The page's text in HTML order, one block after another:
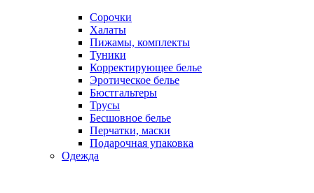
Сорочки
Халаты
Пижамы, комплекты
Туники
Корректирующее белье
Эротическое белье
Бюстгальтеры
Трусы
Бесшовное белье
Перчатки, маски
Подарочная упаковка
Одежда